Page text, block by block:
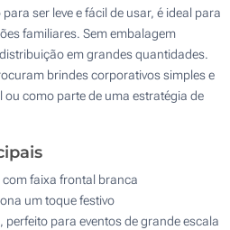
ser leve e fácil de usar, é ideal para
familiares. Sem embalagem
em grandes quantidades.
brindes corporativos simples e
ou como parte de uma estratégia de
faixa frontal branca
um toque festivo
perfeito para eventos de grande escala